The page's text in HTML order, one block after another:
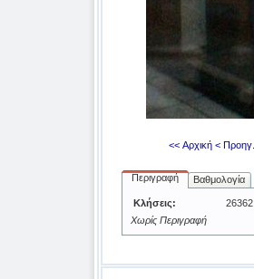
<< Αρχική < Προηγ.
Περιγραφή Βαθμολογία
Κλήσεις:
26362
Χωρίς Περιγραφή